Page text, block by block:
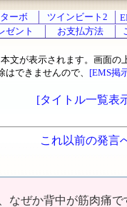
ーボ ツインビート2
ゼント お支払方法
文が表示されます。画面の
できませんので、 [EMS掲
[タイトル一覧表
これ以前の発言
なぜか背中が筋肉痛で